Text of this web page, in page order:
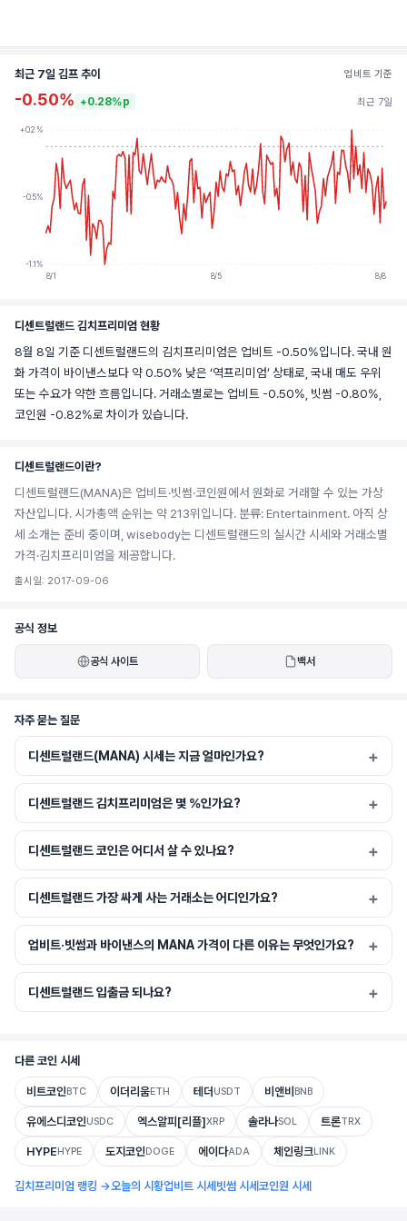
최근 7일 김프 추이 업비트 기준
-0.50% +0.28%p 최근 7일
+0.2%
-0.5%
-1.1%
8/1
8/5 8/8
디센트럴랜드 김치프리미엄 현황
8월 8일 기준 디센트럴랜드의 김치프리미엄은 업비트 -0.50%입니다. 국내 원
화 가격이 바이낸스보다 약 0.50% 낮은 ‘역프리미엄’ 상태로, 국내 매도 우위
또는 수요가 약한 흐름입니다. 거래소별로는 업비트 -0.50%, 빗썸 -0.80%,
코인원 -0.82%로 차이가 있습니다.
디센트럴랜드이란?
디센트럴랜드(MANA)은 업비트·빗썸·코인원에서 원화로 거래할 수 있는 가상
자산입니다. 시가총액 순위는 약 213위입니다. 분류: Entertainment. 아직 상
세 소개는 준비 중이며, wisebody는 디센트럴랜드의 실시간 시세와 거래소별
가격·김치프리미엄을 제공합니다.
출시일: 2017-09-06
공식 정보
공식 사이트 백서
자주 묻는 질문
디센트럴랜드(MANA) 시세는 지금 얼마인가요?
디센트럴랜드 김치프리미엄은 몇 %인가요?
디센트럴랜드 코인은 어디서 살 수 있나요?
디센트럴랜드 가장 싸게 사는 거래소는 어디인가요?
업비트·빗썸과 바이낸스의 MANA 가격이 다른 이유는 무엇인가요?
디센트럴랜드 입출금 되나요?
다른 코인 시세
비트코인BTC 이더리움ETH 테더USDT 비앤비 BNB
유에스디코인USDC 엑스알피[리플]XRP 솔라나SOL 트론TRX
HYPEHYPE 도지코인DOGE 에이다ADA 체인링크LINK
김치프리미엄 랭킹 →오늘의 시황업비트 시세 빗썸 시세 코인원 시세